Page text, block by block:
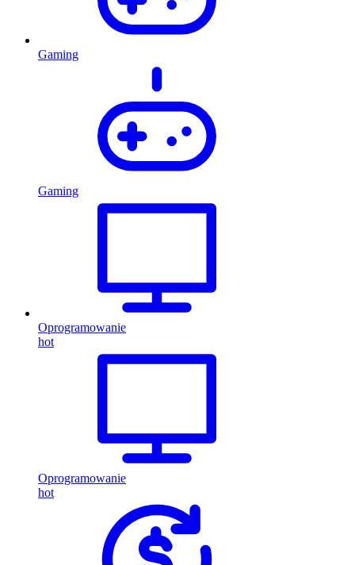
Gaming
Gaming
Oprogramowanie
hot
Oprogramowanie
hot